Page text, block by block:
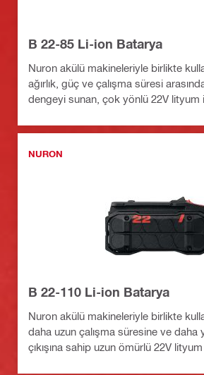
B 22-85 Li-ion Batarya
Nuron akülü makineleriyle birlikte
ağırlık, güç ve çalışma süresi
dengeyi sunan, çok yönlü 22V lityum
NURON
B 22-110 Li-ion Batarya
Nuron akülü makineleriyle birlikte
daha uzun çalışma süresine ve daha
çıkışına sahip uzun ömürlü 22V